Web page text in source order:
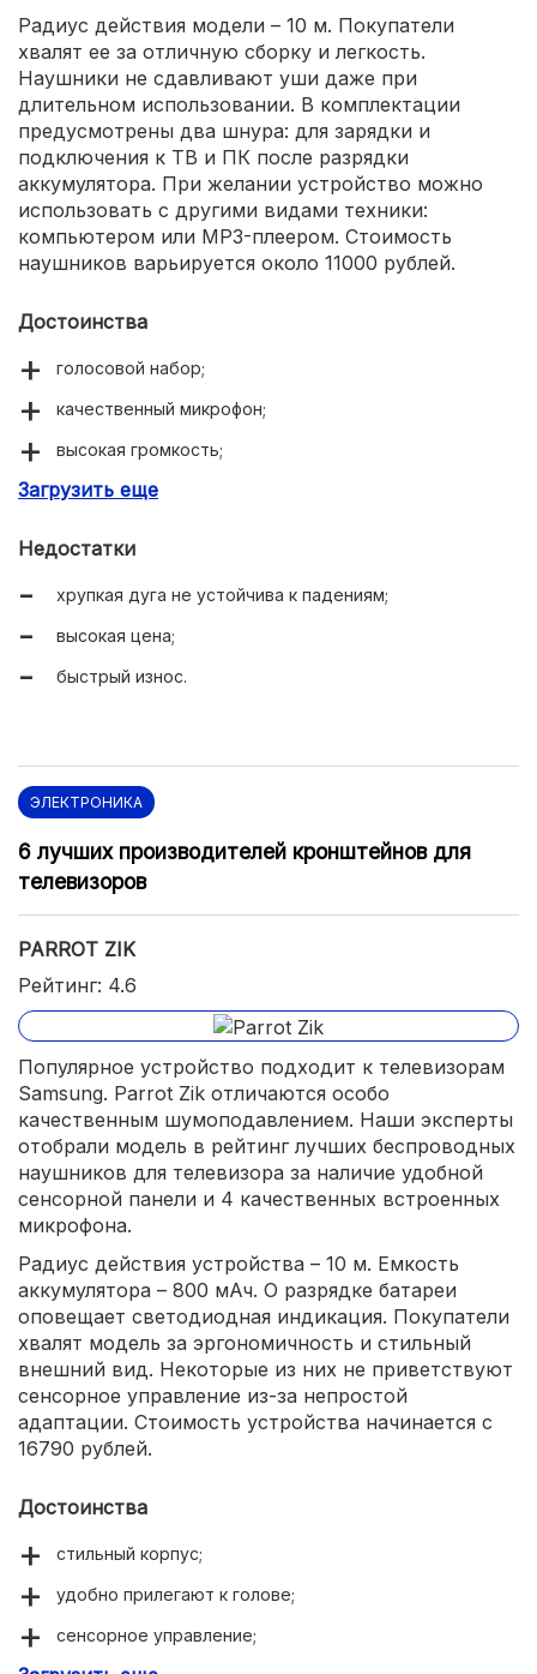
Радиус действия модели – 10 м. Покупатели
хвалят ее за отличную сборку и легкость.
Наушники не сдавливают уши даже при
длительном использовании. В комплектации
предусмотрены два шнура: для зарядки и
подключения к ТВ и ПК после разрядки
аккумулятора. При желании устройство можно
использовать с другими видами техники:
компьютером или MP3-плеером. Стоимость
наушников варьируется около 11000 рублей.
Достоинства
голосовой набор;
качественный микрофон;
высокая громкость;
надежно прилегают к ушам;
Загрузить еще
Недостатки
хрупкая дуга не устойчива к падениям;
высокая цена;
быстрый износ.
ЭЛЕКТРОНИКА
6 лучших производителей кронштейнов для
телевизоров
PARROT ZIK
Рейтинг: 4.6
Популярное устройство подходит к телевизорам
Samsung. Parrot Zik отличаются особо
качественным шумоподавлением. Наши эксперты
отобрали модель в рейтинг лучших беспроводных
наушников для телевизора за наличие удобной
сенсорной панели и 4 качественных встроенных
микрофона.
Радиус действия устройства – 10 м. Емкость
аккумулятора – 800 мАч. О разрядке батареи
оповещает светодиодная индикация. Покупатели
хвалят модель за эргономичность и стильный
внешний вид. Некоторые из них не приветствуют
сенсорное управление из-за непростой
адаптации. Стоимость устройства начинается с
16790 рублей.
Достоинства
стильный корпус;
удобно прилегают к голове;
сенсорное управление;